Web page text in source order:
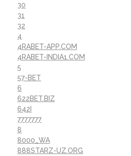
30
31
32
4
4RABET-APP.COM
4RABET-INDIA1.COM
5
57-BET
6
622BET.BIZ
642I
7777777
8
8000_WA
888STARZ-UZ.ORG